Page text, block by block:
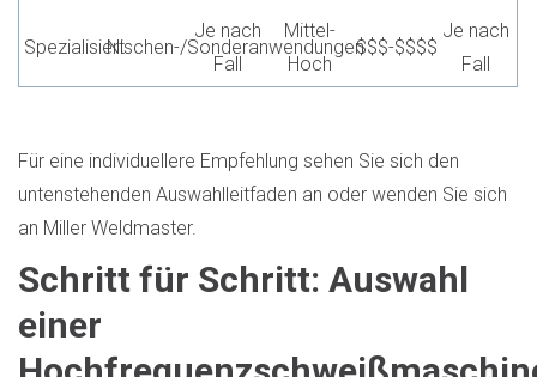
SpezialisiertNischen-/Sonderanwendungen
Je nach
Fall
Mittel-
Hoch
$$$-$$$$
Je nach
Fall
Für eine individuellere Empfehlung sehen Sie sich den
untenstehenden Auswahlleitfaden an oder wenden Sie sich
an Miller Weldmaster.
Schritt für Schritt: Auswahl
einer